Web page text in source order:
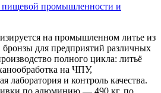
пищевой промышленности и
на промышленном литье из
для предприятий различных
полного цикла: литьё
на ЧПУ,
лаборатория и контроль качества.
по алюминию — 490 кг, по